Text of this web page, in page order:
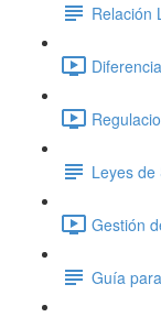
Relación
Leyes de
Gestión
Guía